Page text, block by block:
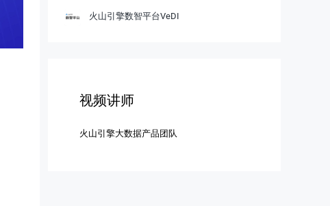
火山引擎数智平台VeDI
视频讲师
火山引擎大数据产品团队